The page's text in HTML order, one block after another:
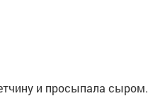
и просыпала сыром.